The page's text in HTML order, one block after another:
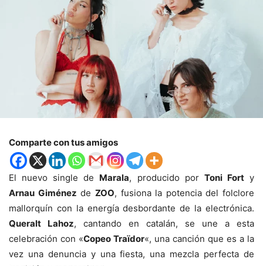
Comparte con tus amigos
El nuevo single de Marala, producido por Toni Forty
Arnau Giménez de ZOO, fusiona la potencia del folclore
mallorquín con la energía desbordante de la electrónica.
Queralt Lahoz, cantando en catalán, se une a esta
celebración con «Copeo Traïdor«, una canción que es a la
vez una denuncia y una fiesta, una mezcla perfecta de